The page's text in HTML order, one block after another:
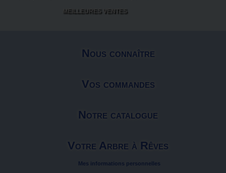
MEILLEURES VENTES
Nous connaître
Vos commandes
Notre catalogue
Votre Arbre à Rêves
Mes informations personnelles